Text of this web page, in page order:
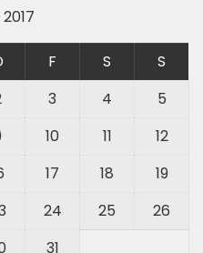
F S
S
3 4
5
10 11
12
17 18
19
24 25
26
31